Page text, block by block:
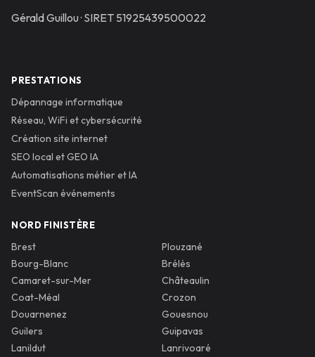
Gérald Guillou· SIRET 51925439500022
PRESTATIONS
Dépannage informatique
Réseau, WiFi et cybersécurité
Création site internet
SEO local et GEO IA
Automatisations métier et IA
EventScan événements
NORD FINISTÈRE
Brest
Plouzané
Bourg-Blanc
Brélès
Camaret-sur-Mer
Châteaulin
Coat-Méal
Crozon
Douarnenez
Gouesnou
Guilers
Guipavas
Lanildut
Lanrivoaré